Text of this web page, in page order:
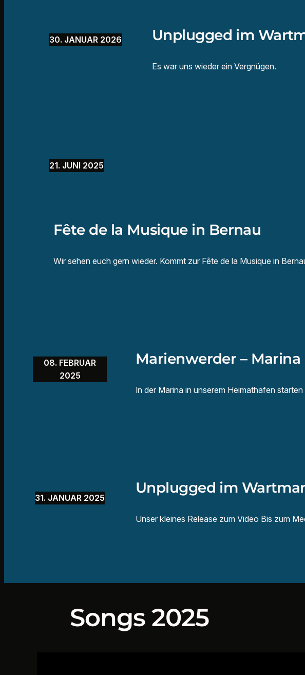
30. JANUAR 2026 Unplugged im
Es war uns wieder ein Vergnügen.
21. JUNI 2025
Fête de la Musique in Bernau
Wir sehen euch gern wieder. Kommt zur Fête de la Musique in
08. FEBRUAR
2025
Marienwerder – Marina
In der Marina in unserem Heimathafen
31. JANUAR 2025
Unplugged im
Unser kleines Release zum Video Bis zum
Songs 2025